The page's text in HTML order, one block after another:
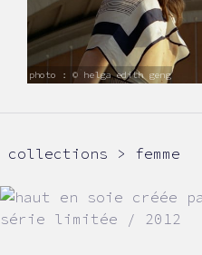
photo : © helga edith geng
collections > femme